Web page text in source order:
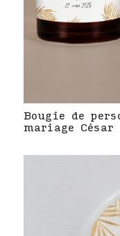
Bougie de
mariage César